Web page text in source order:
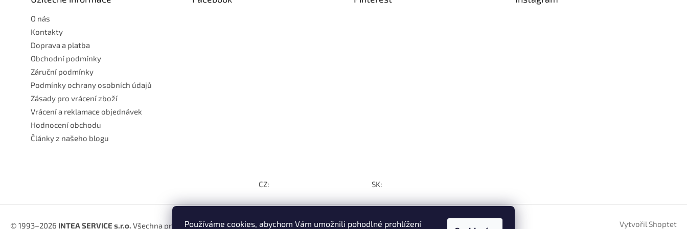
Používáme cookies, abychom Vám umožnili pohodlné prohlížení
O nás
Kontakty
Doprava a platba
Obchodní podmínky
Záruční podmínky
Podmínky ochrany osobních údajů
Zásady pro vrácení zboží
Vrácení a reklamace objednávek
Hodnocení obchodu
Články z našeho blogu
CZ: SK:
Vytvořil Shoptet
© 1993–2026 INTEA SERVICE s.r.o. Všechna práva vyhrazena.